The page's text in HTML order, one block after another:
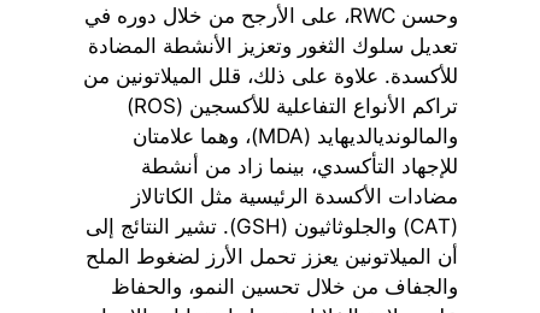
وحسن RWC، على الأرجح من خلال دوره في
تعديل سلوك الثغور وتعزيز الأنشطة المضادة
للأكسدة. علاوة على ذلك، قلل الميلاتونين من
تراكم الأنواع التفاعلية للأكسجين (ROS)
والمالونديالديهايد (MDA)، وهما علامتان
للإجهاد التأكسدي، بينما زاد من أنشطة
مضادات الأكسدة الرئيسية مثل الكاتالاز
(CAT) والجلوثاثيون (GSH). تشير النتائج إلى
أن الميلاتونين يعزز تحمل الأرز لضغوط الملح
والجفاف من خلال تحسين النمو، والحفاظ